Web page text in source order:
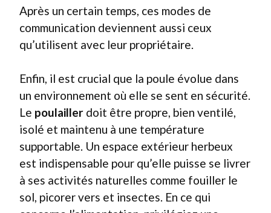
Après un certain temps, ces modes de
communication deviennent aussi ceux
qu’utilisent avec leur propriétaire.
Enfin, il est crucial que la poule évolue dans
un environnement où elle se sent en sécurité.
Le poulailler doit être propre, bien ventilé,
isolé et maintenu à une température
supportable. Un espace extérieur herbeux
est indispensable pour qu’elle puisse se livrer
à ses activités naturelles comme fouiller le
sol, picorer vers et insectes. En ce qui